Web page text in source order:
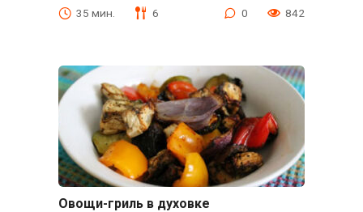
35 мин. 6 0 842
Овощи-гриль в духовке